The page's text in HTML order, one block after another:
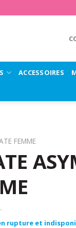
ACCESSOIRES
FEMME
rupture et